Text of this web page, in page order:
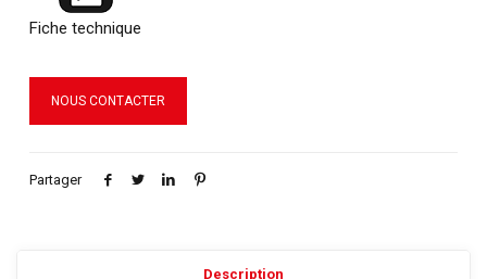
Fiche technique
NOUS CONTACTER
Partager
Description